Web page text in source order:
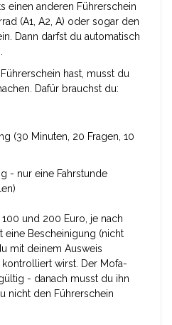
einen anderen Führerschein
(A1, A2, A) oder sogar den
Dann darfst du automatisch
hast, musst du
Dafür brauchst du:
(30 Minuten, 20 Fragen, 10
- nur eine Fahrstunde
und 200 Euro, je nach
eine Bescheinigung (nicht
mit deinem Ausweis
wirst. Der Mofa-
- danach musst du ihn
nicht den Führerschein